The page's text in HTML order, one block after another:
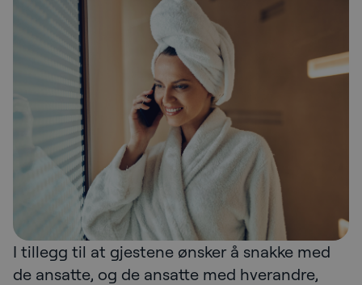
I tillegg til at gjestene ønsker å snakke med
de ansatte, og de ansatte med hverandre,